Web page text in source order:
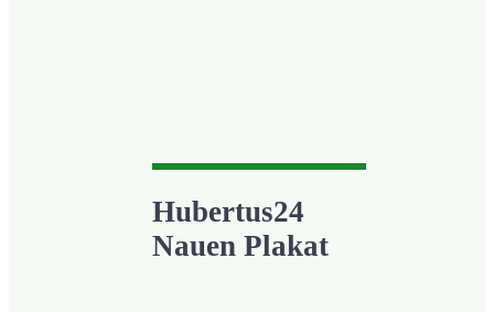
Hubertus24
Nauen Plakat